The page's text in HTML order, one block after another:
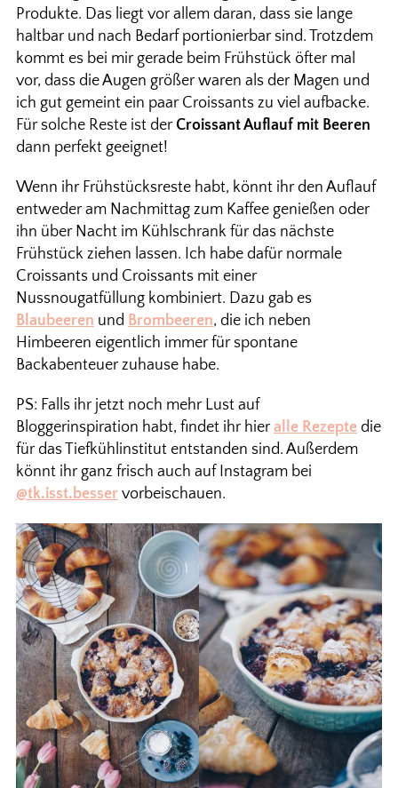
Produkte. Das liegt vor allem daran, dass sie lange
haltbar und nach Bedarf portionierbar sind. Trotzdem
kommt es bei mir gerade beim Frühstück öfter mal
vor, dass die Augen größer waren als der Magen und
ich gut gemeint ein paar Croissants zu viel aufbacke.
Für solche Reste ist der Croissant Auflauf mit Beeren
dann perfekt geeignet!
Wenn ihr Frühstücksreste habt, könnt ihr den Auflauf
entweder am Nachmittag zum Kaffee genießen oder
ihn über Nacht im Kühlschrank für das nächste
Frühstück ziehen lassen. Ich habe dafür normale
Croissants und Croissants mit einer
Nussnougatfüllung kombiniert. Dazu gab es
Blaubeeren und Brombeeren, die ich neben
Himbeeren eigentlich immer für spontane
Backabenteuer zuhause habe.
PS: Falls ihr jetzt noch mehr Lust auf
Bloggerinspiration habt, findet ihr hieralle Rezeptedie
für das Tiefkühlinstitut entstanden sind. Außerdem
könnt ihr ganz frisch auch auf Instagram bei
@tk.isst.besservorbeischauen.